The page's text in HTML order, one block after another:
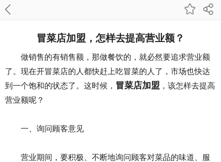
冒菜店加盟，怎样去提高营业额？
做销售的有销售额，那做餐饮的，就必然要追求营业额
了。现在开冒菜店的人都快赶上吃冒菜的人了，市场也快达
到一个饱和的状态了。这时候， 冒菜店加盟 ，该怎样去提高
营业额呢？
一、询问顾客意见
营业期间，要积极、不断地询问顾客对菜品的味道、服